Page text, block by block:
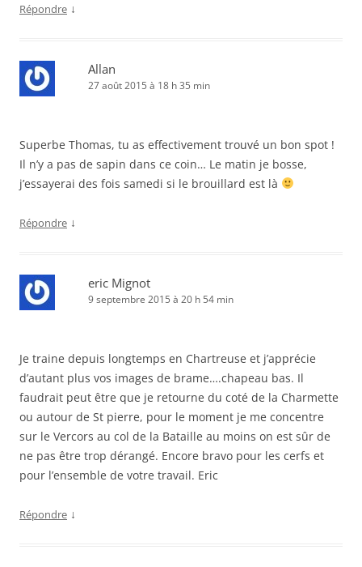
Répondre ↓
Allan
27 août 2015 à 18 h 35 min
Superbe Thomas, tu as effectivement trouvé un bon spot !
Il n’y a pas de sapin dans ce coin… Le matin je bosse,
j’essayerai des fois samedi si le brouillard est là
Répondre ↓
eric Mignot
9 septembre 2015 à 20 h 54 min
Je traine depuis longtemps en Chartreuse et j’apprécie
d’autant plus vos images de brame….chapeau bas. Il
faudrait peut être que je retourne du coté de la Charmette
ou autour de St pierre, pour le moment je me concentre
sur le Vercors au col de la Bataille au moins on est sûr de
ne pas être trop dérangé. Encore bravo pour les cerfs et
pour l’ensemble de votre travail. Eric
Répondre ↓